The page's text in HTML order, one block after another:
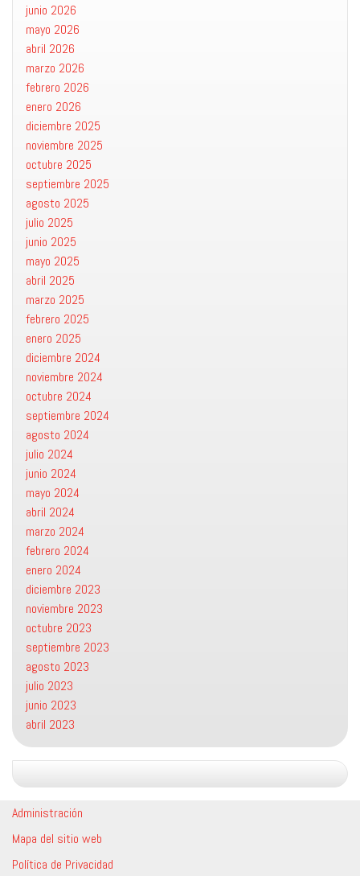
junio 2026
mayo 2026
abril 2026
marzo 2026
febrero 2026
enero 2026
diciembre 2025
noviembre 2025
octubre 2025
septiembre 2025
agosto 2025
julio 2025
junio 2025
mayo 2025
abril 2025
marzo 2025
febrero 2025
enero 2025
diciembre 2024
noviembre 2024
octubre 2024
septiembre 2024
agosto 2024
julio 2024
junio 2024
mayo 2024
abril 2024
marzo 2024
febrero 2024
enero 2024
diciembre 2023
noviembre 2023
octubre 2023
septiembre 2023
agosto 2023
julio 2023
junio 2023
abril 2023
Administración
Mapa del sitio web
Política de Privacidad